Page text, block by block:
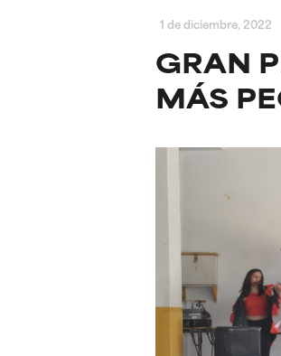
1 de diciembre, 2022
GRAN
MÁS